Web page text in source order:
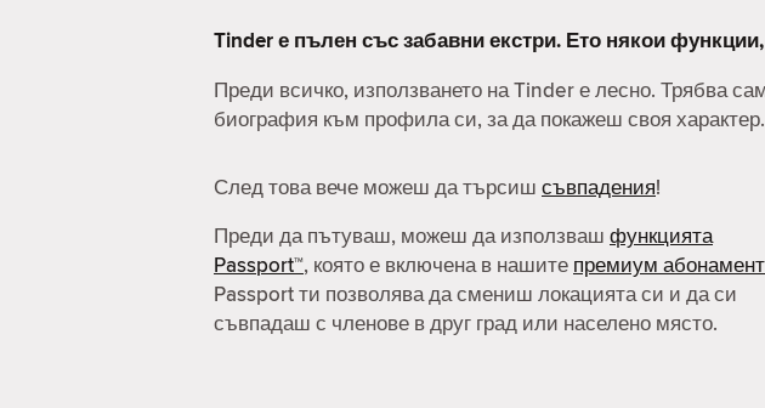
Tinder е пълен със забавни екстри. Ето някои
Преди всичко, използването на Tinder е лесно. Трябва
биография към профила си, за да покажеш своя характер.
След това вече можеш да търсиш съвпадения!
Преди да пътуваш, можеш да използваш функцията
Passport™, която е включена в нашите премиум
Passport ти позволява да смениш локацията си и да си
съвпадаш с членове в друг град или населено място.